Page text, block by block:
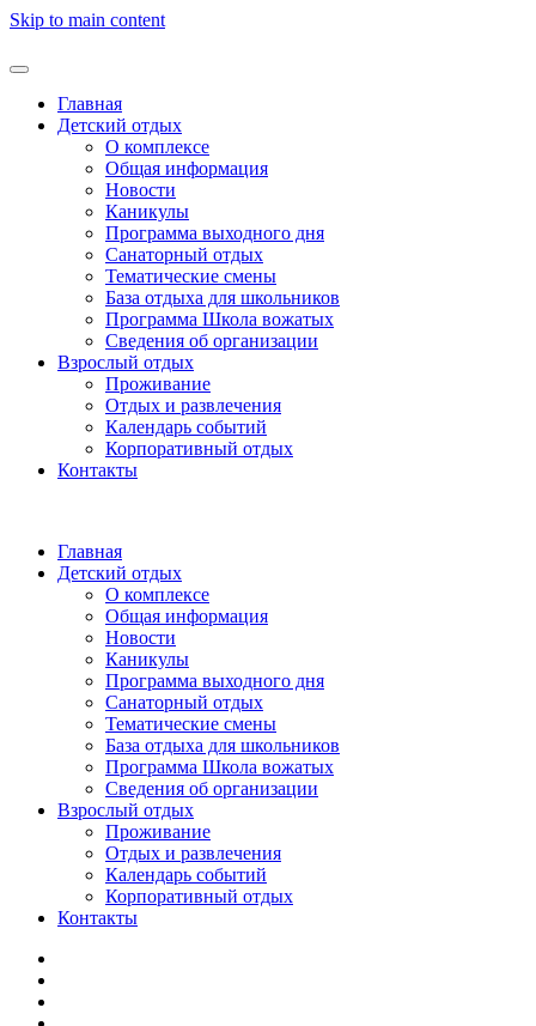
Skip to main content
Главная
Детский отдых
О комплексе
Общая информация
Новости
Каникулы
Программа выходного дня
Санаторный отдых
Тематические смены
База отдыха для школьников
Программа Школа вожатых
Cведения об организации
Взрослый отдых
Проживание
Отдых и развлечения
Календарь событий
Корпоративный отдых
Контакты
Главная
Детский отдых
О комплексе
Общая информация
Новости
Каникулы
Программа выходного дня
Санаторный отдых
Тематические смены
База отдыха для школьников
Программа Школа вожатых
Cведения об организации
Взрослый отдых
Проживание
Отдых и развлечения
Календарь событий
Корпоративный отдых
Контакты